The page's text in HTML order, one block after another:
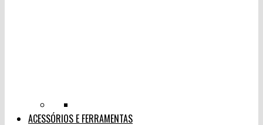
ACESSÓRIOS E FERRAMENTAS